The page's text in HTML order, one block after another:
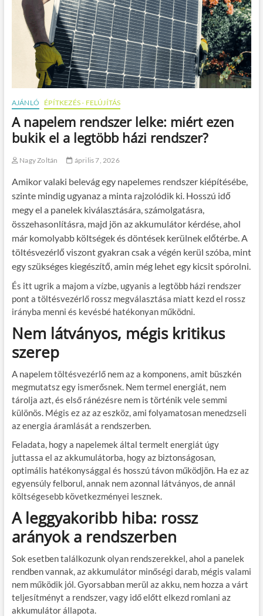
AJÁNLÓ ÉPÍTKEZÉS - FELÚJÍTÁS
A napelem rendszer lelke: miért ezen
bukik el a legtöbb házi rendszer?
Nagy Zoltán április 7, 2026
Amikor valaki belevág egy napelemes rendszer kiépítésébe,
szinte mindig ugyanaz a minta rajzolódik ki. Hosszú idő
megy el a panelek kiválasztására, számolgatásra,
összehasonlításra, majd jön az akkumulátor kérdése, ahol
már komolyabb költségek és döntések kerülnek előtérbe. A
töltésvezérlő viszont gyakran csak a végén kerül szóba, mint
egy szükséges kiegészítő, amin még lehet egy kicsit spórolni.
És itt ugrik a majom a vízbe, ugyanis a legtöbb házi rendszer
pont a töltésvezérlő rossz megválasztása miatt kezd el rossz
irányba menni és kevésbé hatékonyan működni.
Nem látványos, mégis kritikus
szerep
A napelem töltésvezérlő nem az a komponens, amit büszkén
megmutatsz egy ismerősnek. Nem termel energiát, nem
tárolja azt, és első ránézésre nem is történik vele semmi
különös. Mégis ez az az eszköz, ami folyamatosan menedzseli
az energia áramlását a rendszerben.
Feladata, hogy a napelemek által termelt energiát úgy
juttassa el az akkumulátorba, hogy az biztonságosan,
optimális hatékonysággal és hosszú távon működjön. Ha ez az
egyensúly felborul, annak nem azonnal látványos, de annál
költségesebb következményei lesznek.
A leggyakoribb hiba: rossz
arányok a rendszerben
Sok esetben találkozunk olyan rendszerekkel, ahol a panelek
rendben vannak, az akkumulátor minőségi darab, mégis valami
nem működik jól. Gyorsabban merül az akku, nem hozza a várt
teljesítményt a rendszer, vagy idő előtt elkezd romlani az
akkumulátor állapota.